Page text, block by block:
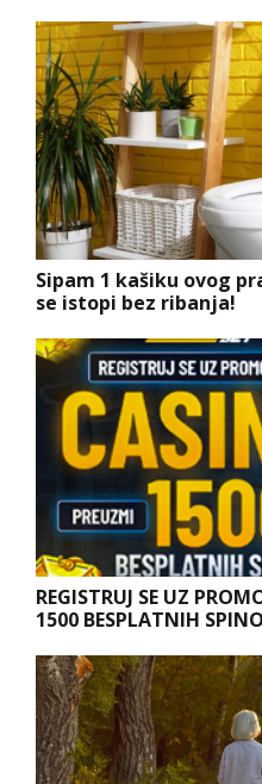
Sipam 1 kašiku ovog
se istopi bez ribanja!
REGISTRUJ SE UZ
1500 BESPLATNIH